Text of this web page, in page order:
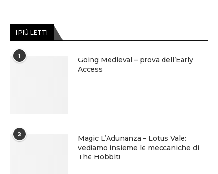
I PIÙ LETTI
1
Going Medieval – prova dell’Early
Access
2
Magic L’Adunanza – Lotus Vale:
vediamo insieme le meccaniche di
The Hobbit!